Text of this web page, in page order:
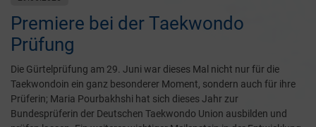
Premiere bei der Taekwondo
Prüfung
Die Gürtelprüfung am 29. Juni war dieses Mal nicht nur für die
Taekwondoin ein ganz besonderer Moment, sondern auch für ihre
Prüferin; Maria Pourbakhshi hat sich dieses Jahr zur
Bundesprüferin der Deutschen Taekwondo Union ausbilden und